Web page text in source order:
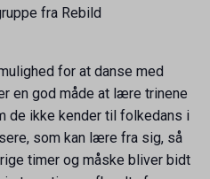
fra Rebild
for at danse med
en god måde at lære trinene
de ikke kender til folkedans i
som kan lære fra sig, så
timer og måske bliver bidt